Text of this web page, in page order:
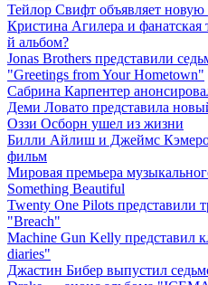
Тейлор Свифт объявляет новую
Кристина Агилера и
й альбом?
Jonas Brothers представили
"Greetings from Your Hometown"
Сабрина Карпентер
Деми Ловато представила
Оззи Осборн ушел из жизни
Билли Айлиш и Джеймс
фильм
Мировая премьера
Something Beautiful
Twenty One Pilots представили
"Breach"
Machine Gun Kelly представил
diaries"
Джастин Бибер выпустил